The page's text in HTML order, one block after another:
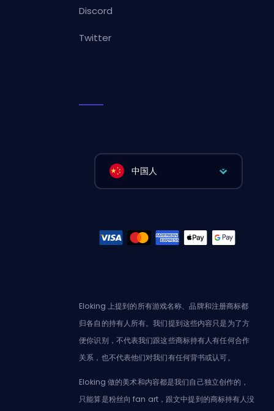
Discord
Twitter
中国人
Eloking 上提到的所有游戏名称、品牌和注册商标都
归各自的持有人所有。我们提到这些内容只是为了方
便你识别，不代表我们跟这些商标持有人有任何合作
关系，也不代表他们对我们有任何背书或认可。
Eloking 做的美术和内容都是我们自己独立创作的，
只能算是粉丝向 fan art，跟文中提到的商标持有人没